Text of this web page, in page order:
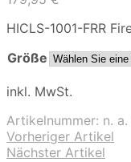
HICLS-1001-FRR
Größe
inkl. MwSt.
Artikelnummer: n. a.
Vorheriger Artikel
Nächster Artikel